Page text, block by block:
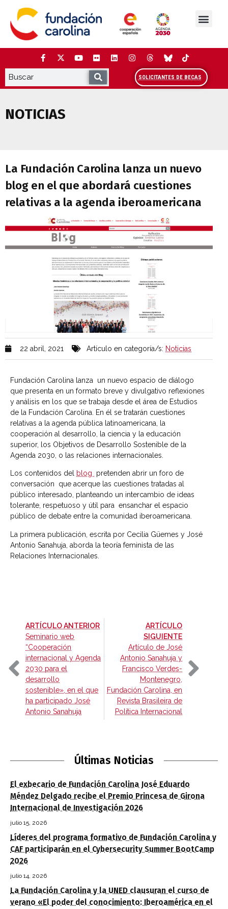
contenido
SOLICITANTES DE BECAS
NOTICIAS
La Fundación Carolina lanza un nuevo
blog en el que abordará cuestiones
relativas a la agenda iberoamericana
22 abril, 2021 Artículo en categoría/s: Noticias
Fundación Carolina lanza un nuevo espacio de diálogo
que presenta en un formato breve y divulgativo reflexiones
y análisis en los que se trabaja desde el área de Estudios
de la Fundación Carolina. En él se tratarán cuestiones
relativas a la agenda pública latinoamericana, la
cooperación al desarrollo, la ciencia y la educación
superior, los Objetivos de Desarrollo Sostenible de la
Agenda 2030, o las relaciones internacionales.
Los contenidos del blog
pretenden abrir un foro de
conversación que acerque las cuestiones tratadas al
público interesado, planteando un intercambio de ideas
tolerante, respetuoso y útil para ensanchar el espacio
público de debate entre la comunidad iberoamericana.
La primera publicación, escrita por Cecilia Güemes y José
Antonio Sanahuja, aborda la teoría feminista de las
Relaciones Internacionales.
ARTÍCULO ANTERIOR-
Seminario web
“Cooperación
internacional y Agenda
2030 para el
desarrollo
sostenible», en el que
ha participado José
Antonio Sanahuja
ARTÍCULO
SIGUIENTE-
Artículo de José
Antonio Sanahuja y
Francisco Verdes-
Montenegro,
Fundación Carolina, en
Revista Brasileira de
Política Internacional
Últimas Noticias
El exbecario de Fundación Carolina José Eduardo
Méndez Delgado recibe el Premio Princesa de Girona
Internacional de Investigación 2026
julio 15, 2026
Líderes del programa formativo de Fundación Carolina y
CAF participarán en el Cybersecurity Summer BootCamp
2026
julio 14, 2026
La Fundación Carolina y la UNED clausuran el curso de
verano «El poder del conocimiento: Iberoamérica en el